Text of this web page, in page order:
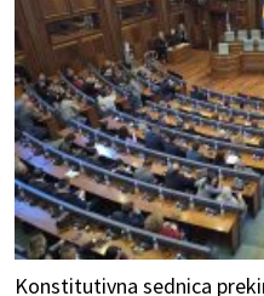
Konstitutivna sednica